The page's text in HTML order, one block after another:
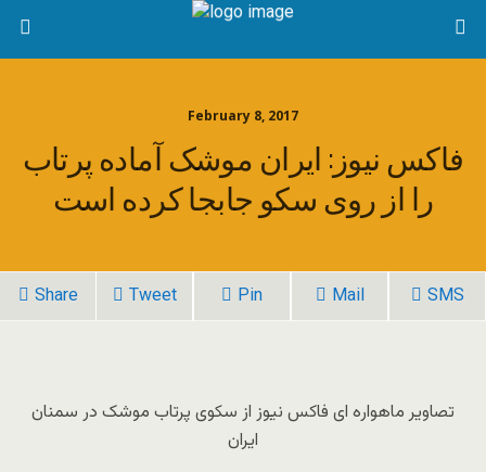
February 8, 2017
فاکس نیوز: ایران موشک آماده پرتاب
را از روی سکو جابجا کرده است
Share Tweet Pin Mail SMS
تصاویر ماهواره ای فاکس نیوز از سکوی پرتاب موشک در سمنان
ایران